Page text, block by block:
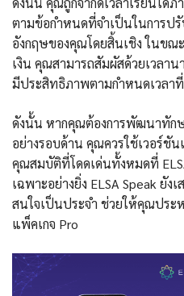
ตามข้อกำหนดที่จำเป็นในการป
อังกฤษของคุณโดยสิ้นเชิง ในขณะ
เงิน คุณสามารถสัมผัสด้วยเวลา
มีประสิทธิภาพตามกำหนดเวลาที่
ดังนั้น หากคุณต้องการพัฒนาทัก
อย่างรอบด้าน คุณควรใช้เวอร์ชัน
คุณสมบัติที่โดดเด่นทั้งหมดที่
เฉพาะอย่างยิ่ง ELSA Speak ยั
สนใจเป็นประจำ ช่วยให้คุณประ
แพ็คเกจ Pro